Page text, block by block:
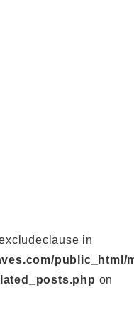
in
public_html/
on